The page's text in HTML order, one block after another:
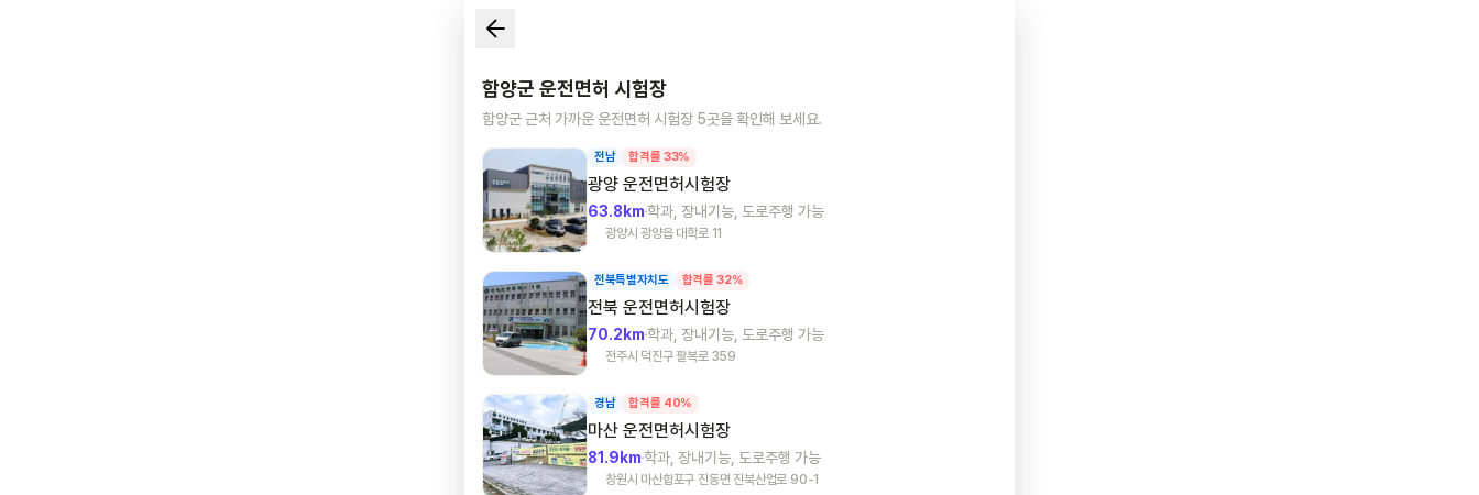
함양군 운전면허 시험장
함양군 근처 가까운 운전면허 시험장 5곳을 확인해 보세요.
전남 합격률 33%
광양 운전면허시험장
63.8km학과, 장내기능, 도로주행 가능
광양시 광양읍 대학로 11
전북특별자치도 합격률 32%
전북 운전면허시험장
70.2km학과, 장내기능, 도로주행 가능
전주시 덕진구 팔복로 359
경남 합격률 40%
마산 운전면허시험장
81.9km학과, 장내기능, 도로주행 가능
창원시 마산합포구 진동면 진북산업로 90-1